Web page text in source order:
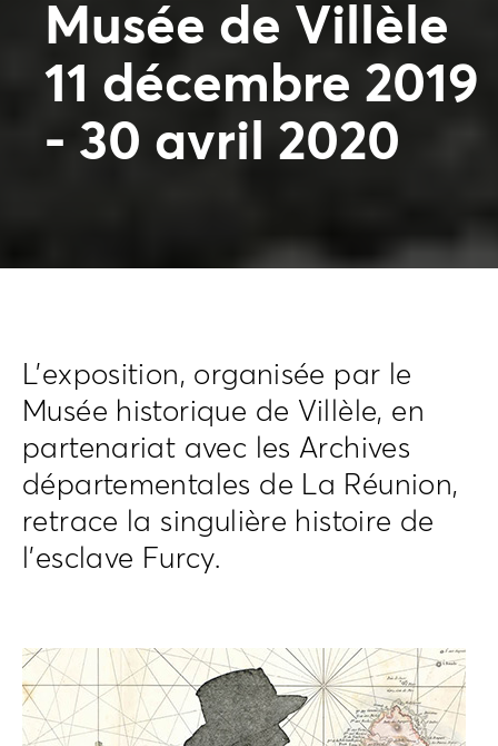
Musée de Villèle
11 décembre 2019
- 30 avril 2020
L’exposition, organisée par le
Musée historique de Villèle, en
partenariat avec les Archives
départementales de La Réunion,
retrace la singulière histoire de
l’esclave Furcy.